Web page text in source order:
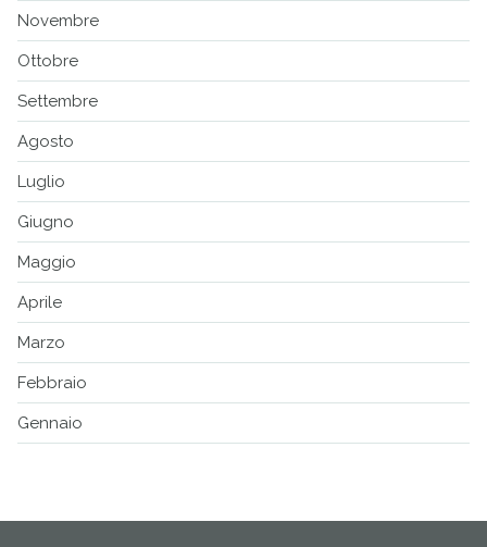
Novembre
Ottobre
Settembre
Agosto
Luglio
Giugno
Maggio
Aprile
Marzo
Febbraio
Gennaio